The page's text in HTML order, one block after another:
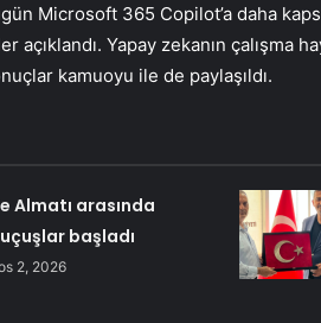
Microsoft 365 Copilot’a daha
açıklandı. Yapay zekanın çalışma
kamuoyu ile de paylaşıldı.
Almatı arasında
başladı
2, 2026